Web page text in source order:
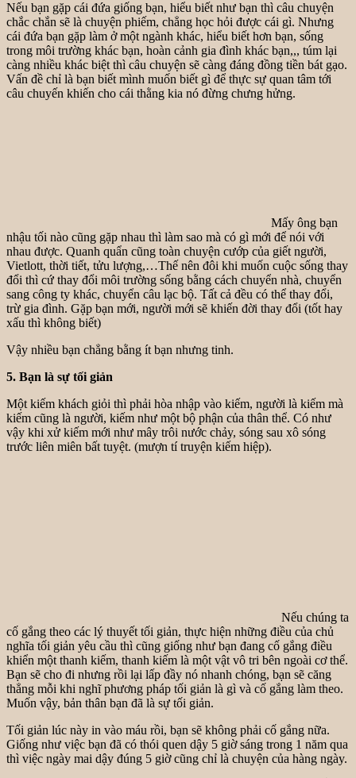
Nếu bạn gặp cái đứa giống bạn, hiểu biết như bạn thì câu chuyện
chắc chắn sẽ là chuyện phiếm, chẳng học hỏi được cái gì. Nhưng
cái đứa bạn gặp làm ở một ngành khác, hiểu biết hơn bạn, sống
trong môi trường khác bạn, hoàn cảnh gia đình khác bạn,,, túm lại
càng nhiều khác biệt thì câu chuyện sẽ càng đáng đồng tiền bát gạo.
Vấn đề chỉ là bạn biết mình muốn biết gì để thực sự quan tâm tới
câu chuyến khiến cho cái thằng kia nó đừng chưng hửng.
Mấy ông bạn
nhậu tối nào cũng gặp nhau thì làm sao mà có gì mới để nói với
nhau được. Quanh quẩn cũng toàn chuyện cướp của giết người,
Vietlott, thời tiết, tửu lượng,…Thế nên đôi khi muốn cuộc sống thay
đổi thì cứ thay đổi môi trường sống bằng cách chuyển nhà, chuyển
sang công ty khác, chuyển câu lạc bộ. Tất cả đều có thể thay đổi,
trừ gia đình. Gặp bạn mới, người mới sẽ khiến đời thay đổi (tốt hay
xấu thì không biết)
Vậy nhiều bạn chẳng bằng ít bạn nhưng tinh.
5. Bạn là sự tối giản
Một kiếm khách giỏi thì phải hòa nhập vào kiếm, người là kiếm mà
kiếm cũng là người, kiếm như một bộ phận của thân thể. Có như
vậy khi xử kiếm mới như mây trôi nước chảy, sóng sau xô sóng
trước liên miên bất tuyệt. (mượn tí truyện kiếm hiệp).
Nếu chúng ta
cố gắng theo các lý thuyết tối giản, thực hiện những điều của chủ
nghĩa tối giản yêu cầu thì cũng giống như bạn đang cố gắng điều
khiển một thanh kiếm, thanh kiếm là một vật vô tri bên ngoài cơ thể.
Bạn sẽ cho đi nhưng rồi lại lấp đầy nó nhanh chóng, bạn sẽ căng
thẳng mỗi khi nghĩ phương pháp tối giản là gì và cố gắng làm theo.
Muốn vậy, bản thân bạn đã là sự tối giản.
Tối giản lúc này in vào máu rồi, bạn sẽ không phải cố gắng nữa.
Giống như việc bạn đã có thói quen dậy 5 giờ sáng trong 1 năm qua
thì việc ngày mai dậy đúng 5 giờ cũng chỉ là chuyện của hàng ngày.